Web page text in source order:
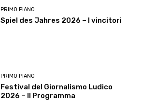
PRIMO PIANO
Spiel des Jahres 2026 – I vincitori
PRIMO PIANO
Festival del Giornalismo Ludico
2026 – Il Programma